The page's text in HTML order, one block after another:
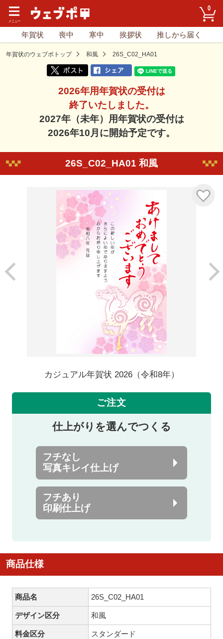
0
年賀状 喪中 寒中 挨拶状 推しから届く
年賀状のウェブポトップ 和風 26S_C02_HA01
2026年用年賀状の受付は
終了いたしました。
2027年（未年）用年賀状の受付は
2026年10月に開始予定です。
26S_C02_HA01 和風
カジュアル年賀状 2026（令和8年）
ご注文
仕上がりを選んでつくる
フチなし
写真キレイ仕上げ
フチあり
印刷仕上げ
商品仕様
商品名 26S_C02_HA01
デザイン区分 和風
料金区分 スタンダード